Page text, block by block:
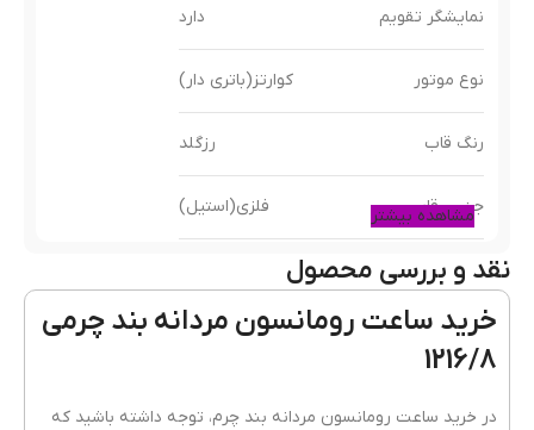
نمایشگر تقویم دارد
نوع موتور کوارتز(باتری دار)
رنگ قاب رزگلد
جنس قاب فلزی(استیل)
رنگ بند
جنسیت ساعت مردانه
مشاهده بیشتر
نقد و بررسی محصول
خرید ساعت رومانسون مردانه بند چرمی
1216/8
در خرید ساعت رومانسون مردانه بند چرم، توجه داشته باشید که